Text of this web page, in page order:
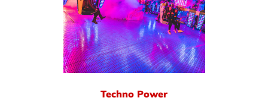
Techno Power